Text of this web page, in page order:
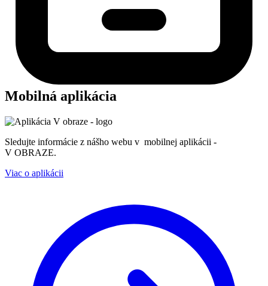
Mobilná aplikácia
Sledujte informácie z nášho webu v mobilnej aplikácii -
V OBRAZE.
Viac o aplikácii